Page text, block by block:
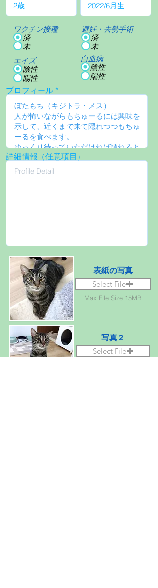
ワクチン接種
済
未
エイズ
陰性
陽性
避妊・去勢手術
済
未
白血病
陰性
陽性
プロフィール
詳細情報（任意項目）
表紙の写真
Select File
Max File Size 15MB
写真２
Select File